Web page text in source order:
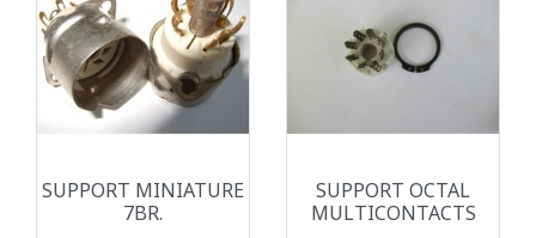
SUPPORT MINIATURE
7BR.
SUPPORT OCTAL
MULTICONTACTS